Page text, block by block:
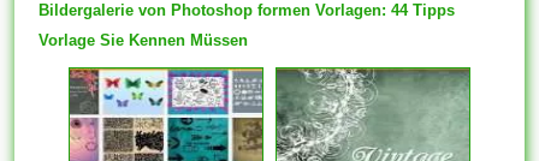
Bildergalerie von Photoshop formen Vorlagen: 44 Tipps
Vorlage Sie Kennen Müssen